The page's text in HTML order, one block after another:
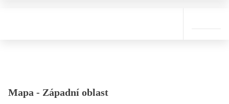
Mapa - Západní oblast